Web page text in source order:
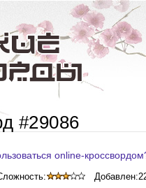
#29086
online-
Добавлен: